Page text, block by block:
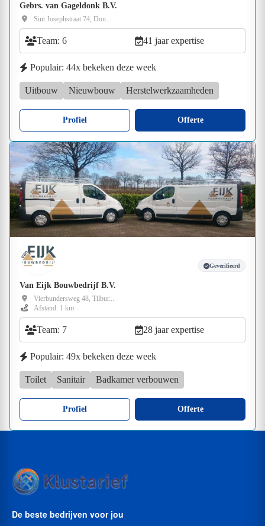
Gebrs. van Gageldonk B.V.
Sint Josephstraat 74, Don...
Team: 6 41 jaar expertise
Populair: 44x bekeken deze week
Uitbouw Nieuwbouw Herstelwerkzaamheden
Profiel Offerte
Geverifieerd
Van Eijk Bouwbedrijf B.V.
Vierbundersweg 48, Tilbur...
Afstand: 1 km
Team: 7 28 jaar expertise
Populair: 49x bekeken deze week
Toilet Sanitair Badkamer verbouwen
Profiel Offerte
De beste bedrijven voor jou